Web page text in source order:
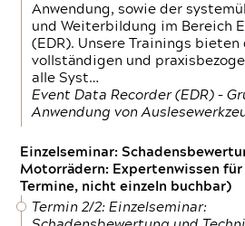
Anwendung, sowie der
und Weiterbildung im Bereich
(EDR). Unsere Trainings bieten
vollständigen und
alle Syst…
Event Data Recorder (EDR) –
Anwendung von
Einzelseminar:
Motorrädern: Expertenwissen
Termine, nicht einzeln buchbar)
Termin 2/2: Einzelseminar: